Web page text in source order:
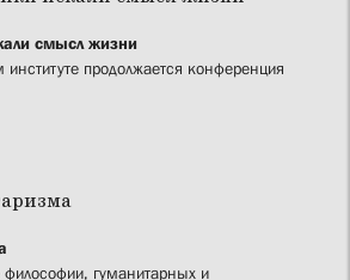
смысл жизни
продолжается конференция
гуманитарных и